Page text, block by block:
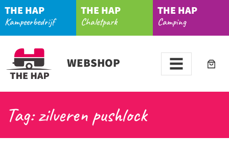
THE HAP
Kampeerbedrijf
THE HAP
Chaletpark
THE HAP
Camping
WEBSHOP
Tag: zilveren pushlock